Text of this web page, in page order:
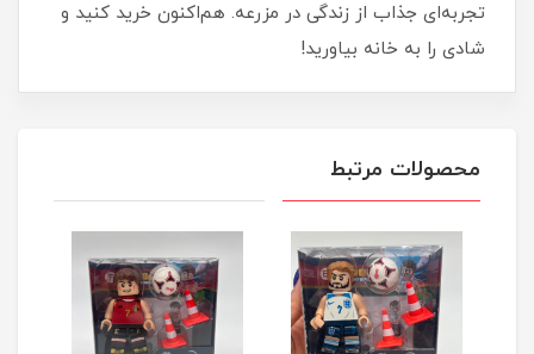
تجربه‌ای جذاب از زندگی در مزرعه. هم‌اکنون خرید کنید و
شادی را به خانه بیاورید!
محصولات مرتبط